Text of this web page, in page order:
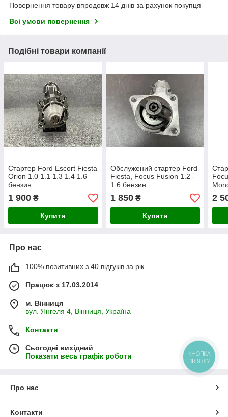
Повернення товару впродовж 14 днів за рахунок покупця
Всі умови повернення
Подібні товари компанії
Стартер Ford Escort Fiesta
Orion 1.0 1.1 1.3 1.4 1.6
бензин
1 900 ₴
Купити
Обслужений стартер Ford
Fiesta, Focus Fusion 1.2 -
1.6 бензин
1 850₴
Купити
2
Про нас
100% позитивних з 40 відгуків за рік
Працює з 17.03.2014
м. Вінниця
вул. Янгеля 4, Вінниця, Україна
Контакти
Сьогодні вихідний
Показати весь графік роботи
Про нас
Контакти
КНОПКА
ЗВ'ЯЗКУ